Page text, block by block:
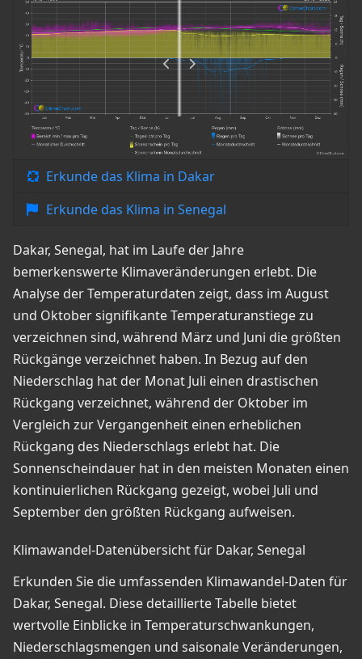
Erkunde das Klima in Dakar
Erkunde das Klima in Senegal
Dakar, Senegal, hat im Laufe der Jahre
bemerkenswerte Klimaveränderungen erlebt. Die
Analyse der Temperaturdaten zeigt, dass im August
und Oktober signifikante Temperaturanstiege zu
verzeichnen sind, während März und Juni die größten
Rückgänge verzeichnet haben. In Bezug auf den
Niederschlag hat der Monat Juli einen drastischen
Rückgang verzeichnet, während der Oktober im
Vergleich zur Vergangenheit einen erheblichen
Rückgang des Niederschlags erlebt hat. Die
Sonnenscheindauer hat in den meisten Monaten einen
kontinuierlichen Rückgang gezeigt, wobei Juli und
September den größten Rückgang aufweisen.
Klimawandel-Datenübersicht für Dakar, Senegal
Erkunden Sie die umfassenden Klimawandel-Daten für
Dakar, Senegal. Diese detaillierte Tabelle bietet
wertvolle Einblicke in Temperaturschwankungen,
Niederschlagsmengen und saisonale Veränderungen,